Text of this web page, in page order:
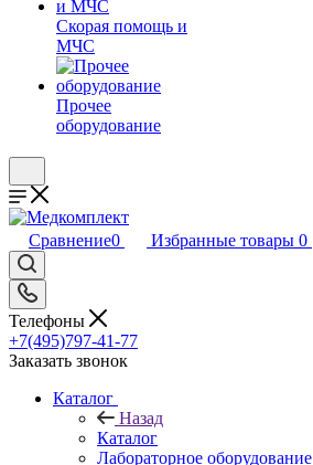
Скорая помощь и
МЧС
Прочее
оборудование
Сравнение0 Избранные товары 0
Телефоны
+7(495)797-41-77
Заказать звонок
Каталог
Назад
Каталог
Лабораторное оборудование